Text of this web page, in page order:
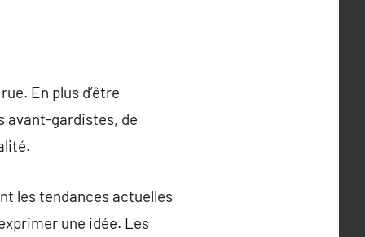
En plus d’être
avant-gardistes, de
les tendances actuelles
une idée. Les